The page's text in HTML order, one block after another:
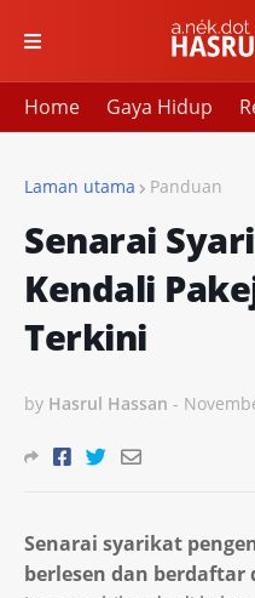
Home Gaya Hidup
Laman utama Panduan
Senarai
Kendali
Terkini
by Hasrul Hassan -
Senarai syarikat
berlesen dan berdaftar